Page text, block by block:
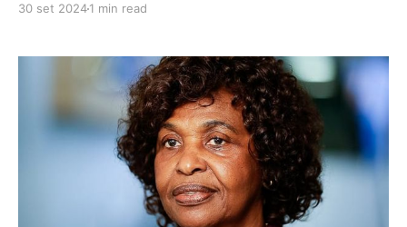
eleições presidenciais. Em um dos anúncios, trechos
30 set 20241 min read